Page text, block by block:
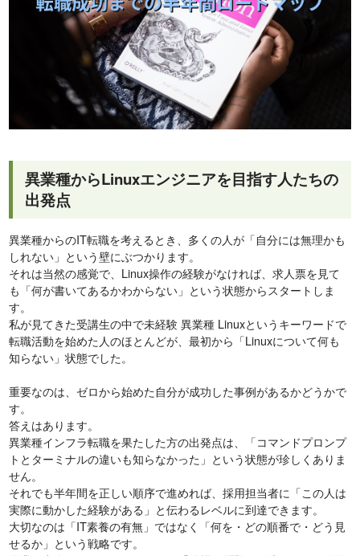
異業種からLinuxエンジニアを目指す人たちの
出発点
異業種からのIT転職を考えるとき、多くの人が「自分には無理かも
しれない」という壁にぶつかります。
それは当然の感覚で、Linux操作の経験がなければ、求人票を見て
も「何が書いてあるかわからない」という状態からスタートしま
す。
私が見てきた受講生の中で未経験 異業種 Linuxというキーワードで
転職活動を始めた人のほとんどが、最初から「Linuxについて何も
知らない」状態でした。
重要なのは、ゼロから始めた自分が成功した事例があるかどうかで
す。
答えはあります。
異業種インフラ転職を果たした方の出発点は、「コマンドプロンプ
トとターミナルの違いも知らなかった」という状態が珍しくありま
せん。
それでも半年間を正しい順序で進めれば、採用担当者に「この人は
実際に動かした経験がある」と伝わるレベルに到達できます。
大切なのは「IT素養の有無」ではなく「何を・どの順番で・どう見
せるか」という戦略です。